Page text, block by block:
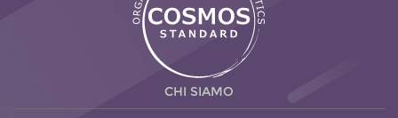
CHI SIAMO